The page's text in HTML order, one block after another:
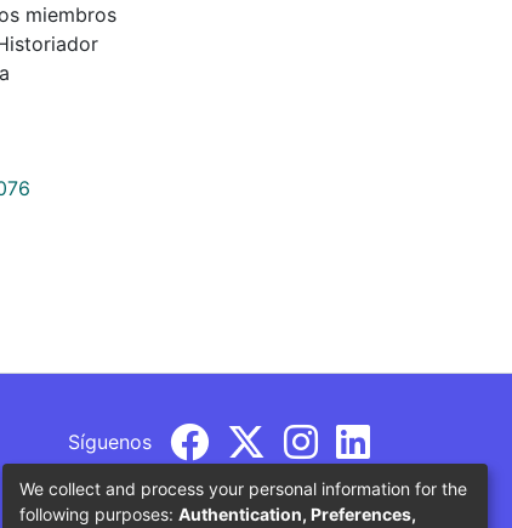
miembros
Síguenos
We collect and process your personal information for the
following purposes: Authentication, Preferences,